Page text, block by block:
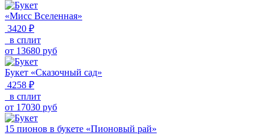
«Мисс Вселенная»
3420 ₽
в сплит
от 13680 руб
Букет «Сказочный сад»
4258 ₽
в сплит
от 17030 руб
15 пионов в букете «Пионовый рай»